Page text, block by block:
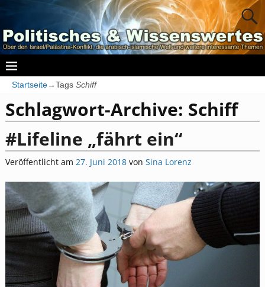
Startseite→Tags Schiff
Schlagwort-Archive: Schiff
#Lifeline „fährt ein“
Veröffentlicht am 27. Juni 2018 von Sina Lorenz